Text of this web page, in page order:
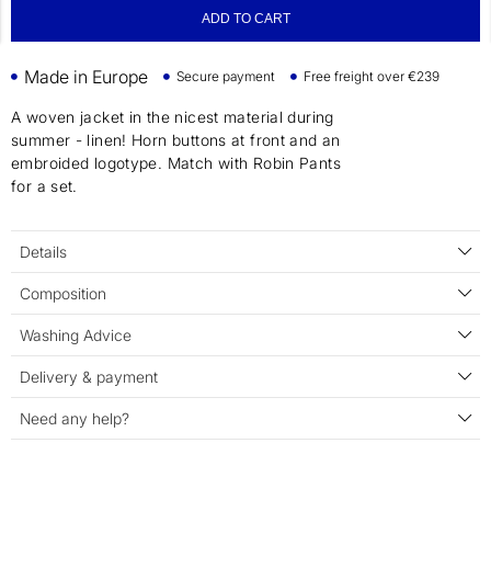
ADD TO CART
Made in Europe Secure payment Free freight over €239
A woven jacket in the nicest material during
summer - linen! Horn buttons at front and an
embroided logotype. Match with Robin Pants
for a set.
Details
Composition
Washing Advice
Delivery & payment
Need any help?